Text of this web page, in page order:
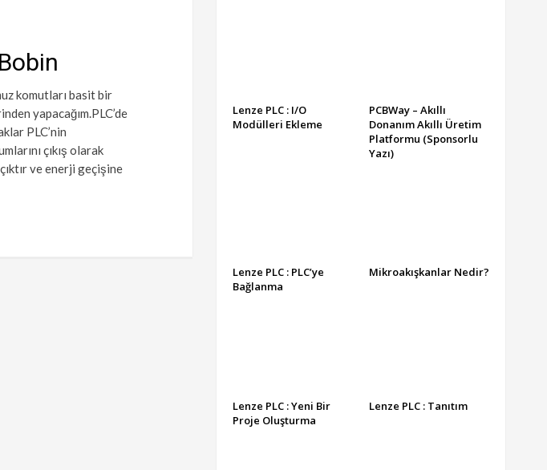
komutları basit bir
yapacağım.PLC’de
PLC’nin
çıkış olarak
ve enerji geçişine
Lenze PLC : I/O
Modülleri Ekleme
PCBWay – Akıllı
Donanım Akıllı Üretim
Platformu (Sponsorlu
Yazı)
Lenze PLC : PLC’ye
Bağlanma
Mikroakışkanlar Nedir?
Lenze PLC : Yeni Bir
Proje Oluşturma
Lenze PLC : Tanıtım